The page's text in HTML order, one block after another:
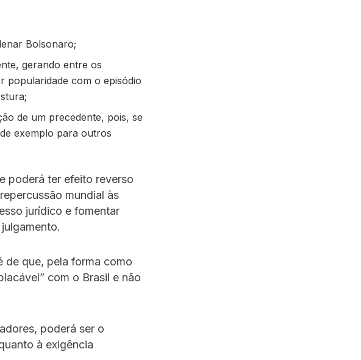
Bolsonaro;
gerando entre os
popularidade com o episódio
de um precedente, pois, se
exemplo para outros
poderá ter efeito reverso
mundial às
jurídico e fomentar
de que, pela forma como
com o Brasil e não
poderá ser o
à exigência